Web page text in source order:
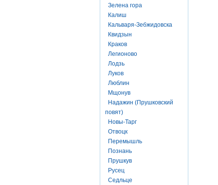
Зелена гора
Калиш
Кальваря-Зебжидовска
Квидзын
Краков
Легионово
Лодзь
Луков
Люблин
Мщонув
Надажин (Прушковский
повят)
Новы-Тарг
Отвоцк
Перемышль
Познань
Прушкув
Русец
Седльце